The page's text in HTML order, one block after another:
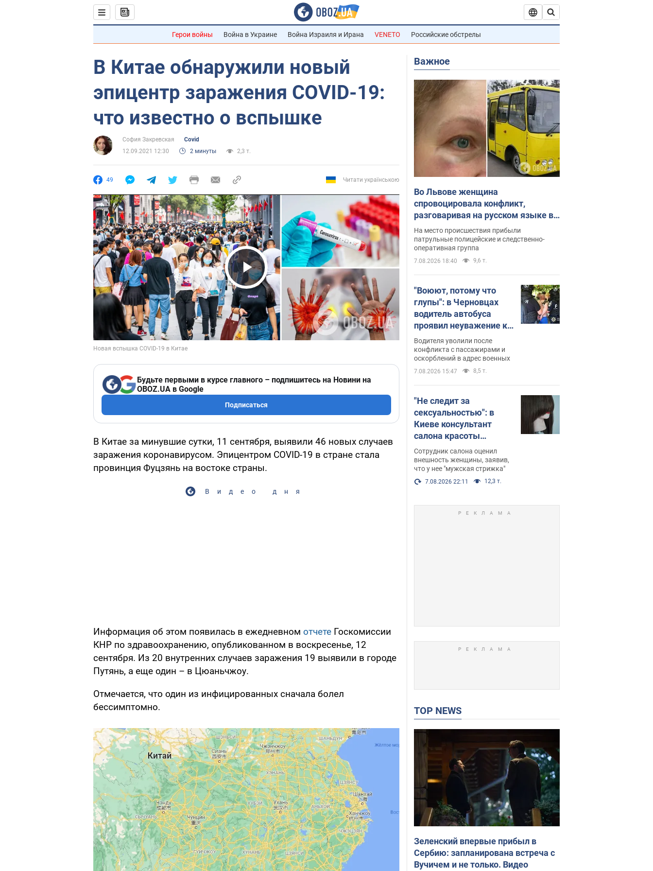
Герои войны Война в Украине Война Израиля и Ирана VENETO Российские обстрелы
В Китае обнаружили новый
эпицентр заражения COVID-19:
что известно о вспышке
София Закревская
Covid
12.09.2021 12:30
2 минуты 2,3 т.
49 Читати українською
Play Video
Будьте первыми в курсе главного – подпишитесь на Новини на
OBOZ.UA в Google
Подписаться
В Китае за минувшие сутки, 11 сентября, выявили 46 новых случаев
заражения коронавирусом. Эпицентром COVID-19 в стране стала
провинция Фуцзянь на востоке страны.
Видео дня
Информация об этом появилась в ежедневном отчете Госкомиссии
КНР по здравоохранению, опубликованном в воскресенье, 12
сентября. Из 20 внутренних случаев заражения 19 выявили в городе
Путянь, а еще один – в Цюаньчжоу.
Отмечается, что один из инфицированных сначала болел
бессимптомно.
Важное
Во Львове женщина
спровоцировала конфликт,
разговаривая на русском языке в
маршрутке: полиция составила
административный протокол.
Видео
На место происшествия прибыли
патрульные полицейские и следственно-
оперативная группа
7.08.2026 18:40 9,6 т.
"Воюют, потому что
глупы": в Черновцах
водитель автобуса
проявил неуважение к
украинским военным и
поплатился за это.
Видео
Водителя уволили после
конфликта с пассажирами и
оскорблений в адрес военных
7.08.2026 15:47 8,5 т.
"Не следит за
сексуальностью": в
Киеве консультант
салона красоты
оскорбил женщину
после химиотерапии,
разгорелся скандал.
Фото
Сотрудник салона оценил
внешность женщины, заявив,
что у нее "мужская стрижка"
7.08.2026 22:11 12,3 т.
TOP NEWS
Зеленский впервые прибыл в
Сербию: запланирована встреча с
Вучичем и не только. Видео